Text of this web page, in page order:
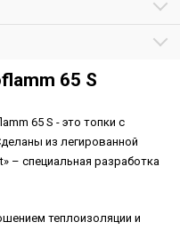
65 S
65 S - это топки с
из легированной
– специальная разработка
теплоизоляции и